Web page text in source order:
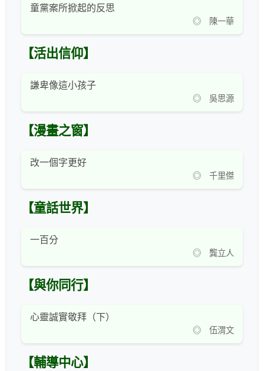
童黨案所掀起的反思
◎ 陳一華
【活出信仰】
謙卑像這小孩子
◎ 吳思源
【漫畫之窗】
改一個字更好
◎ 千里傑
【童話世界】
一百分
◎ 龔立人
【與你同行】
心靈誠實敬拜（下）
◎ 伍渭文
【輔導中心】